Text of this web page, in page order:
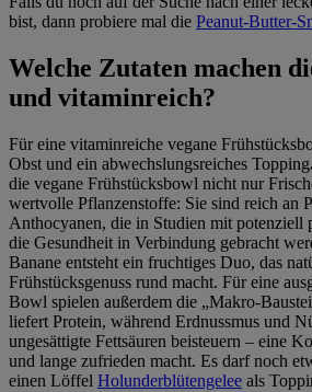
bist, dann probiere mal die Peanut-Butter-
Welche Zutaten machen
und vitaminreich?
Für eine vitaminreiche vegane
Obst und ein abwechslungsreiches Topping
die vegane Frühstücksbowl nicht nur
wertvolle Pflanzenstoffe: Sie sind reich an
Anthocyanen, die in Studien mit potenziell
die Gesundheit in Verbindung gebracht
Banane entsteht ein fruchtiges Duo, das
Frühstücksgenuss rund macht. Für eine
Bowl spielen außerdem die „Makro-
liefert Protein, während Erdnussmus und
ungesättigte Fettsäuren beisteuern – eine
und lange zufrieden macht. Es darf noch
einen Löffel Holunderblütengelee als